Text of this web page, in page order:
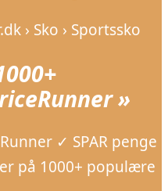
› Sko › Sportssko
»
✓ SPAR penge
på 1000+ populære